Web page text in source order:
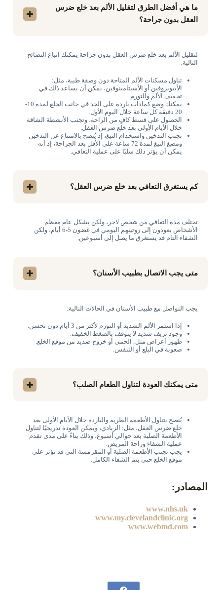
ما هي أفضل الطرق لتقليل الألم بعد خلع ضرس
العقل بدون جراحة؟
لتقليل الألم بعد خلع ضرس العقل بدون جراحة يمكنك اتباع النصائح
التالية:
تناول مسكنات الألم المتاحة دون وصفة طبية، مثل:
الأيبوبروفين أو الأسيتامينوفين، يمكن أن يساعد ذلك في
تخفيف الألم والتورم.
يمكنك وضع كمادات باردة على الخد في جانب الخلع لمدة 10-
20 دقيقة كل ساعة خلال اليوم الأول.
الحصول على قسط كافٍ من الراحة، وتجنب الأنشطة الشاقة
خلال الأيام الأولى بعد خلع ضرس العقل.
تجنب التدخين واستخدام التبغ، إذ يُنصح بالامتناع عن التدخين
ومضغ التبغ لمدة 72 ساعة على الأقل بعد الجراحة، إذ أنه
يمكن أن يؤثر ذلك سلبًا على عملية التعافي.
كم يستغرق التعافي بعد خلع ضرس العقل؟
تختلف مدة التعافي من شخص لآخر، ولكن بشكل عام معظم
الأشخاص يعودون إلى روتينهم اليومي في غضون 5-6 أيام، ولكن
الشفاء التام قد يستغرق ما يصل إلى أسبوعين.
متى يجب الاتصال بطبيب الأسنان؟
يجب التواصل مع طبيب الأسنان في الحالات التالية:
إذا استمر الألم الشديد أو التورم لأكثر من 3 أيام دون تحسن.
وجود نزيف شديد لا يتوقف بالضغط الخفيف.
ظهور أعراض مثل: الحمى أو خروج صديد من موقع الخلع.
صعوبة في البلع أو التنفس.
متى يمكنك العودة لتناول الطعام الصلب؟
يُنصح بتناول الأطعمة الطرية والباردة خلال الأيام الأولى بعد
خلع ضرس العقل، مثل: الزبادي، ويمكن العودة تدريجيًا لتناول
الأطعمة الصلبة بعد حوالي أسبوع، وذلك بناءً على مدى تقدم
عملية الشفاء وراحة المريض.
يجب تجنب الأطعمة الصلبة أو المقرمشة التي قد تؤثر على
موقع الخلع حتى يتم الشفاء الكامل.
المصادر:
www.nhs.uk
www.my.clevelandclinic.org
www.webmd.com